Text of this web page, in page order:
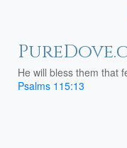
He will bless them that
Psalms 115:13